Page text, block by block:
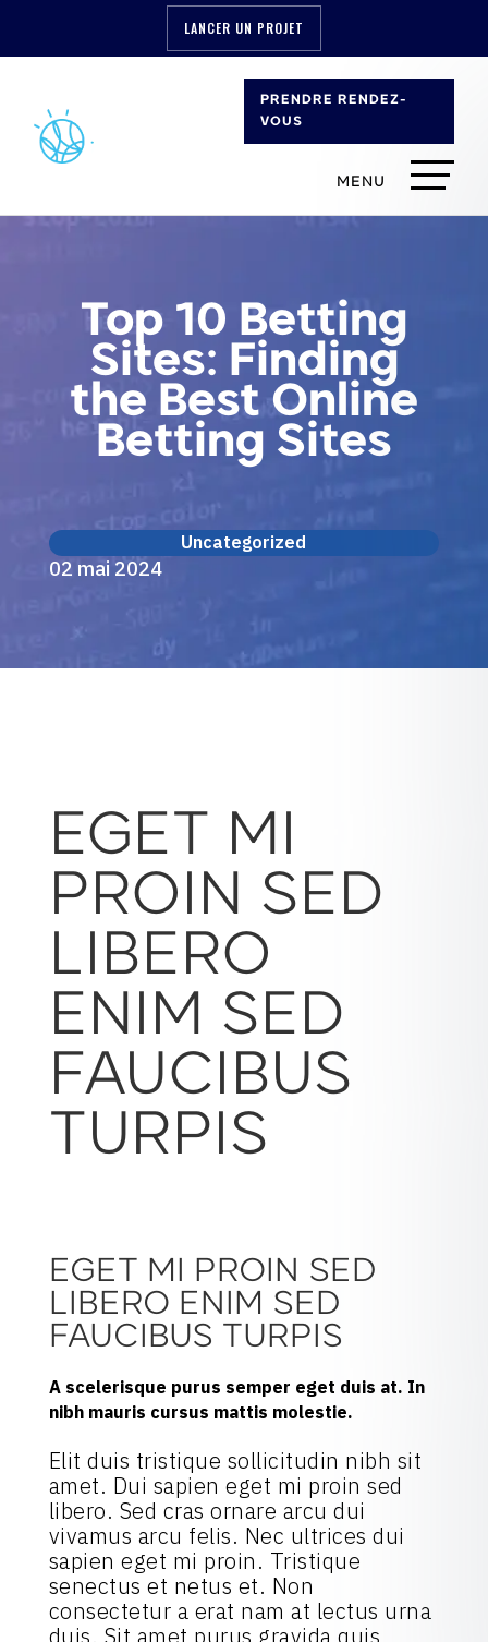
LANCER UN PROJET
PRENDRE RENDEZ-
VOUS
Top 10 Betting
Sites: Finding
the Best Online
Betting Sites
Uncategorized
02 mai 2024
EGET MI
PROIN SED
LIBERO
ENIM SED
FAUCIBUS
TURPIS
EGET MI PROIN SED
LIBERO ENIM SED
FAUCIBUS TURPIS
A scelerisque purus semper eget duis at. In
nibh mauris cursus mattis molestie.
Elit duis tristique sollicitudin nibh sit
amet. Dui sapien eget mi proin sed
libero. Sed cras ornare arcu dui
vivamus arcu felis. Nec ultrices dui
sapien eget mi proin. Tristique
senectus et netus et. Non
consectetur a erat nam at lectus urna
duis. Sit amet purus gravida quis